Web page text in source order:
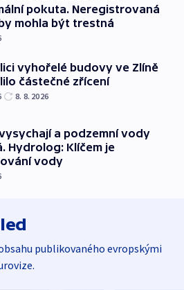
pokuta. Neregistrovaná
mohla být trestná
vyhořelé budovy ve Zlíně
částečné zřícení
8. 8. 2026
a podzemní vody
Hydrolog: Klíčem je
vody
publikovaného evropskými